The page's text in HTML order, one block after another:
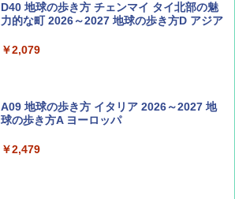
BE-PAL(ビ-パル) 2026年 9 月号【特別付録:
SOTO ミニマル"旅"財布 ランダム2種】
￥1,500
サライ 2026年 9月号 [雑誌]
D40 地球の歩き方 チェンマイ タイ北部の魅
力的な町 2026～2027 地球の歩き方D アジア
￥2,079
A09 地球の歩き方 イタリア 2026～2027 地
球の歩き方A ヨーロッパ
￥2,479